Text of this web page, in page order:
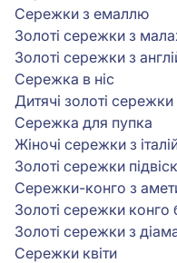
Сережки з емаллю
Золоті сережки з
Золоті сережки з
Сережка в ніс
Дитячі золоті
Сережка для пупка
Жіночі сережки з
Золоті сережки
Сережки-конго з
Золоті сережки конго
Золоті сережки з
Сережки квіти